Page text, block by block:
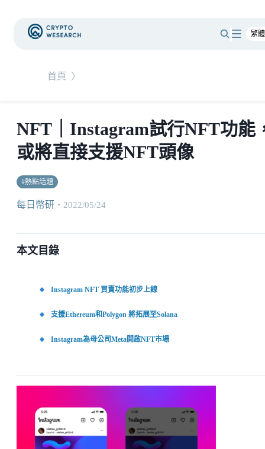
首頁 〉
NFT｜Instagram試行NFT功能
或將直接支援NFT頭像
#熱點話題
每日幣研 ・ 2022/05/24
本文目錄
Instagram NFT 買賣功能初步上線
支援Ethereum和Polygon 將拓展至Solana
Instagram為母公司Meta開啟NFT市場